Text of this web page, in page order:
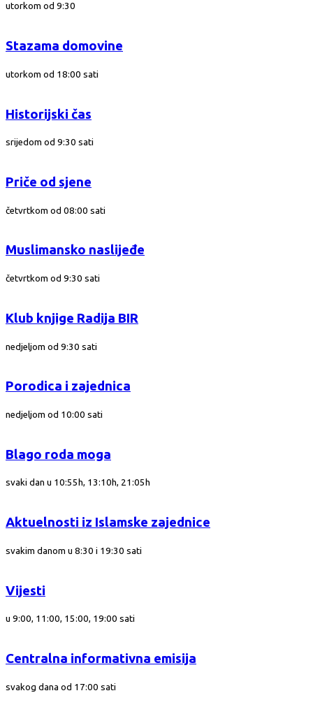
utorkom od 9:30
Stazama domovine
utorkom od 18:00 sati
Historijski čas
srijedom od 9:30 sati
Priče od sjene
četvrtkom od 08:00 sati
Muslimansko naslijeđe
četvrtkom od 9:30 sati
Klub knjige Radija BIR
nedjeljom od 9:30 sati
Porodica i zajednica
nedjeljom od 10:00 sati
Blago roda moga
svaki dan u 10:55h, 13:10h, 21:05h
Aktuelnosti iz Islamske zajednice
svakim danom u 8:30 i 19:30 sati
Vijesti
u 9:00, 11:00, 15:00, 19:00 sati
Centralna informativna emisija
svakog dana od 17:00 sati